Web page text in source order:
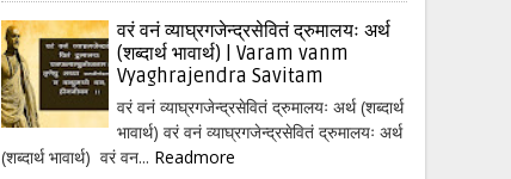
वरं वनं व्याघ्रगजेन्द्रसेवितं द्रुमालयः अर्थ
(शब्दार्थ भावार्थ) | Varam vanm
Vyaghrajendra Savitam
वरं वनं व्याघ्रगजेन्द्रसेवितं द्रुमालयः अर्थ (शब्दार्थ
भावार्थ) वरं वनं व्याघ्रगजेन्द्रसेवितं द्रुमालयः अर्थ
(शब्दार्थ भावार्थ) वरं वन... Readmore